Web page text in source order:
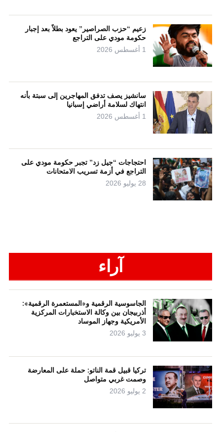
زعيم “حزب الصراصير” يعود بطلاً بعد إجبار
حكومة مودي على التراجع
1 أغسطس 2026
سانشيز يصف تدفق المهاجرين إلى سبتة بأنه
انتهاك لسلامة أراضي إسبانيا
1 أغسطس 2026
احتجاجات “جيل زد” تجبر حكومة مودي على
التراجع في أزمة تسريب الامتحانات
28 يوليو 2026
آراء
الجاسوسية الرقمية و«المستعمرة الرقمية»:
أذربيجان بين وكالة الاستخبارات المركزية
الأمريكية وجهاز الموساد
3 يوليو 2026
تركيا قبيل قمة الناتو: حملة على المعارضة
وصمت غربي متواصل
2 يوليو 2026